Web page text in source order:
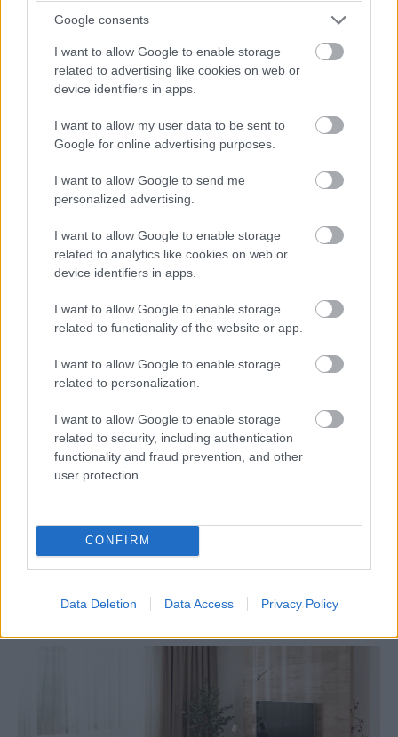
Google consents
I want to allow Google to enable storage
related to advertising like cookies on web or
device identifiers in apps.
I want to allow my user data to be sent to
Google for online advertising purposes.
I want to allow Google to send me
personalized advertising.
I want to allow Google to enable storage
related to analytics like cookies on web or
device identifiers in apps.
I want to allow Google to enable storage
related to functionality of the website or app.
I want to allow Google to enable storage
related to personalization.
I want to allow Google to enable storage
related to security, including authentication
functionality and fraud prevention, and other
user protection.
CONFIRM
Data Deletion Data Access Privacy Policy
Kategória: Legislatíva a financovanie
Tagy: plánovanie stavba domu
Pozrite si viac
4 domáce triky, ako otvoriť fľašu vína aj
doma (video)